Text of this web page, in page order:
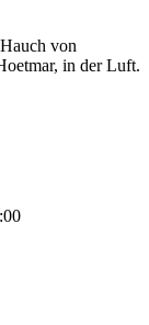
von
in der Luft.